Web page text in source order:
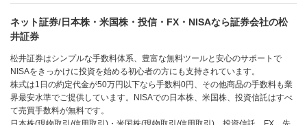
ネット証券/日本株・米国株・投信・FX・NISAなら証券会社の松
井証券
松井証券はシンプルな手数料体系、豊富な無料ツールと安心のサポートで
NISAをきっかけに投資を始める初心者の方にも支持されています。
株式は1日の約定代金が50万円以下なら手数料0円、その他商品の手数料も業
界最安水準でご提供しています。NISAでの日本株、米国株、投資信託はすべ
て売買手数料が無料です。